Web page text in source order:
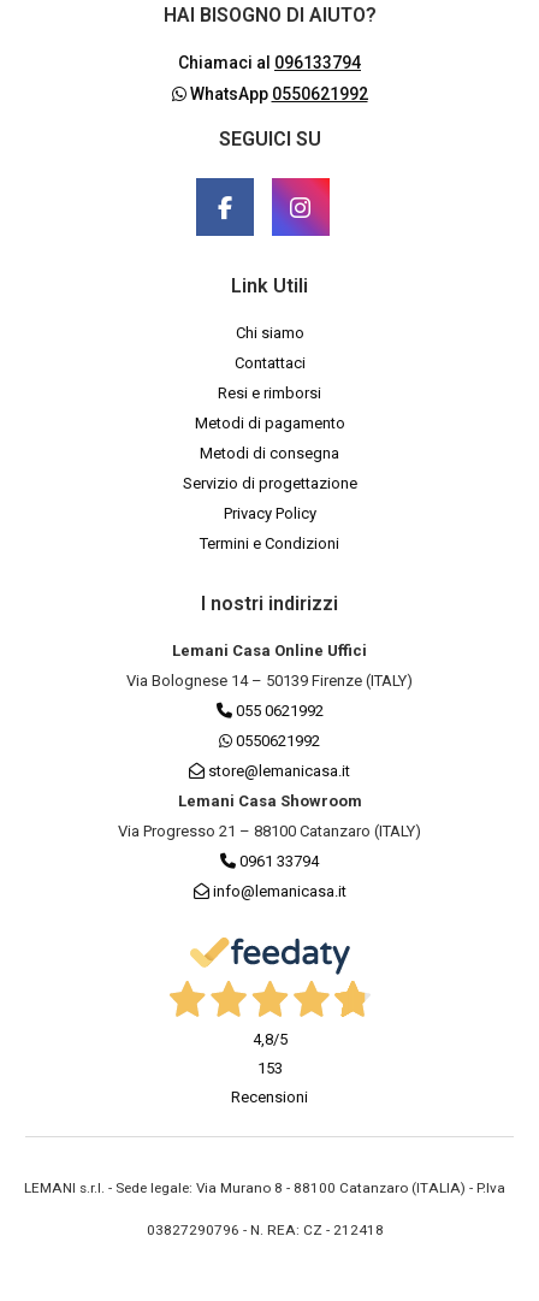
HAI BISOGNO DI AIUTO?
Chiamaci al 096133794
WhatsApp 0550621992
SEGUICI SU
Link Utili
Chi siamo
Contattaci
Resi e rimborsi
Metodi di pagamento
Metodi di consegna
Servizio di progettazione
Privacy Policy
Termini e Condizioni
I nostri indirizzi
Lemani Casa Online Uffici
Via Bolognese 14 – 50139 Firenze (ITALY)
055 0621992
0550621992
store@lemanicasa.it
Lemani Casa Showroom
Via Progresso 21 – 88100 Catanzaro (ITALY)
0961 33794
info@lemanicasa.it
4,8/5
153
Recensioni
LEMANI s.r.l. - Sede legale: Via Murano 8 - 88100 Catanzaro (ITALIA) - P.Iva
03827290796 - N. REA: CZ - 212418